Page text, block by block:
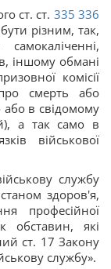
ст. ст. 335 336
різним, так,
іншому обмані
комісії
смерть або
в свідомому
а так само в
військової
службу
здоров'я,
професійної
обставин, які
ст. 17 Закону
службу».